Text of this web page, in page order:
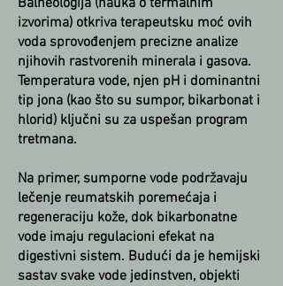
Balneologija (nauka o termalnim
izvorima) otkriva terapeutsku moć ovih
voda sprovođenjem precizne analize
njihovih rastvorenih minerala i gasova.
Temperatura vode, njen pH i dominantni
tip jona (kao što su sumpor, bikarbonat i
hlorid) ključni su za uspešan program
tretmana.
Na primer, sumporne vode podržavaju
lečenje reumatskih poremećaja i
regeneraciju kože, dok bikarbonatne
vode imaju regulacioni efekat na
digestivni sistem. Budući da je hemijski
sastav svake vode jedinstven, objekti